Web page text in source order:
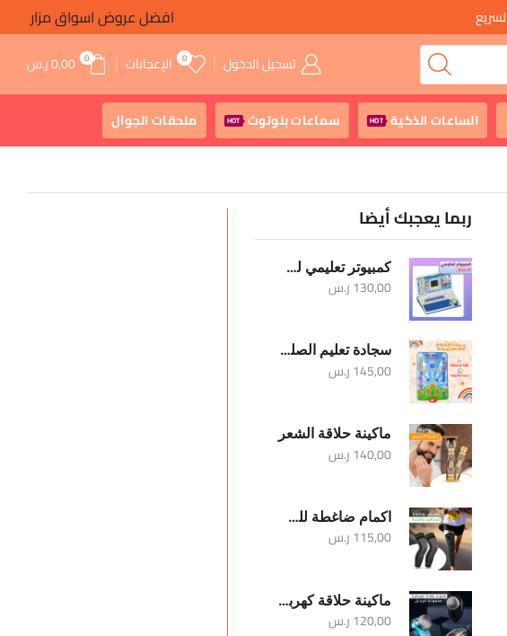
افضل عروض اسواق مزار
تسجيل الدخول 0 الإعجابات 0
0,00ر.س
الساعات الذكية HOT سماعات بلوتوث HOT ملحقات الجوال
ربما يعجبك أيضا
كمبيوتر تعليمي للأطفال
130,00ر.س
سجادة تعليم الصلوات الخمس والوضوء
145,00ر.س
ماكينة حلاقة الشعر
140,00ر.س
اكمام ضاغطة للساقين والركبة
115,00ر.س
ماكينة حلاقة كهربائية محمولة للرجال
120,00ر.س